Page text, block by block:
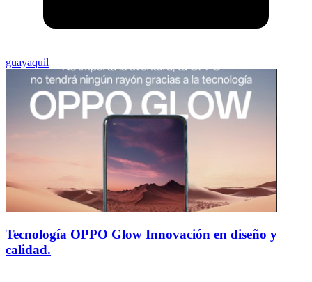
guayaquil
Tecnología OPPO Glow Innovación en diseño y
calidad.